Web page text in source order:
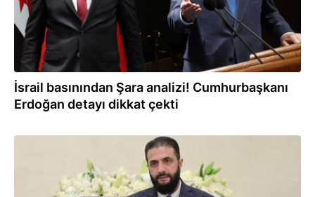
İsrail basınından Şara analizi! Cumhurbaşkanı
Erdoğan detayı dikkat çekti